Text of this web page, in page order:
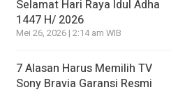
Selamat Hari Raya Idul Adha
1447 H/ 2026
Mei 26, 2026 | 2:14 am WIB
7 Alasan Harus Memilih TV
Sony Bravia Garansi Resmi